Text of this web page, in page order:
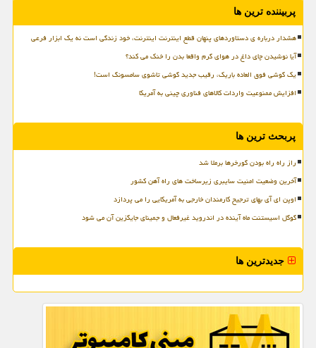
پربیننده ترین ها
هشدار درباره ی دستاوردهای پنهان قطع اینترنت اینترنت، خود زندگی است نه یک ابزار فرعی
آیا نوشیدن چای داغ در هوای گرم واقعا بدن را خنک می کند؟
یک گوشی فوق العاده باریک، رقیب جدید گوشی تاشوی سامسونگ است!
افزایش ممنوعیت واردات کالاهای فناوری چینی به آمریکا
پربحث ترین ها
راز راه راه بودن گورخرها برملا شد
آخرین وضعیت امنیت سایبری زیرساخت های راه آهن کشور
اوپن ای آی بهای ترجیح کارمندان خارجی به آمریکایی را می پردازد
گوگل اسیستنت ماه آینده در اندروید غیرفعال و جمینای جایگزین آن می شود
جدیدترین ها